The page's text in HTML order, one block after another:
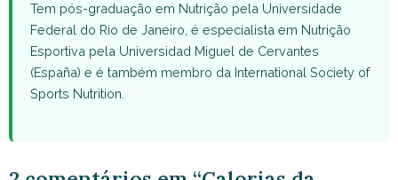
Tem pós-graduação em Nutrição pela Universidade
Federal do Rio de Janeiro, é especialista em Nutrição
Esportiva pela Universidad Miguel de Cervantes
(España) e é também membro da International Society of
Sports Nutrition.